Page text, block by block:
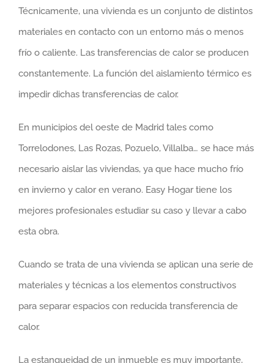
Técnicamente, una vivienda es un conjunto de distintos
materiales en contacto con un entorno más o menos
frío o caliente. Las transferencias de calor se producen
constantemente. La función del aislamiento térmico es
impedir dichas transferencias de calor.
En municipios del oeste de Madrid tales como
Torrelodones, Las Rozas, Pozuelo, Villalba… se hace más
necesario aislar las viviendas, ya que hace mucho frío
en invierno y calor en verano. Easy Hogar tiene los
mejores profesionales estudiar su caso y llevar a cabo
esta obra.
Cuando se trata de una vivienda se aplican una serie de
materiales y técnicas a los elementos constructivos
para separar espacios con reducida transferencia de
calor.
La estanqueidad de un inmueble es muy importante,